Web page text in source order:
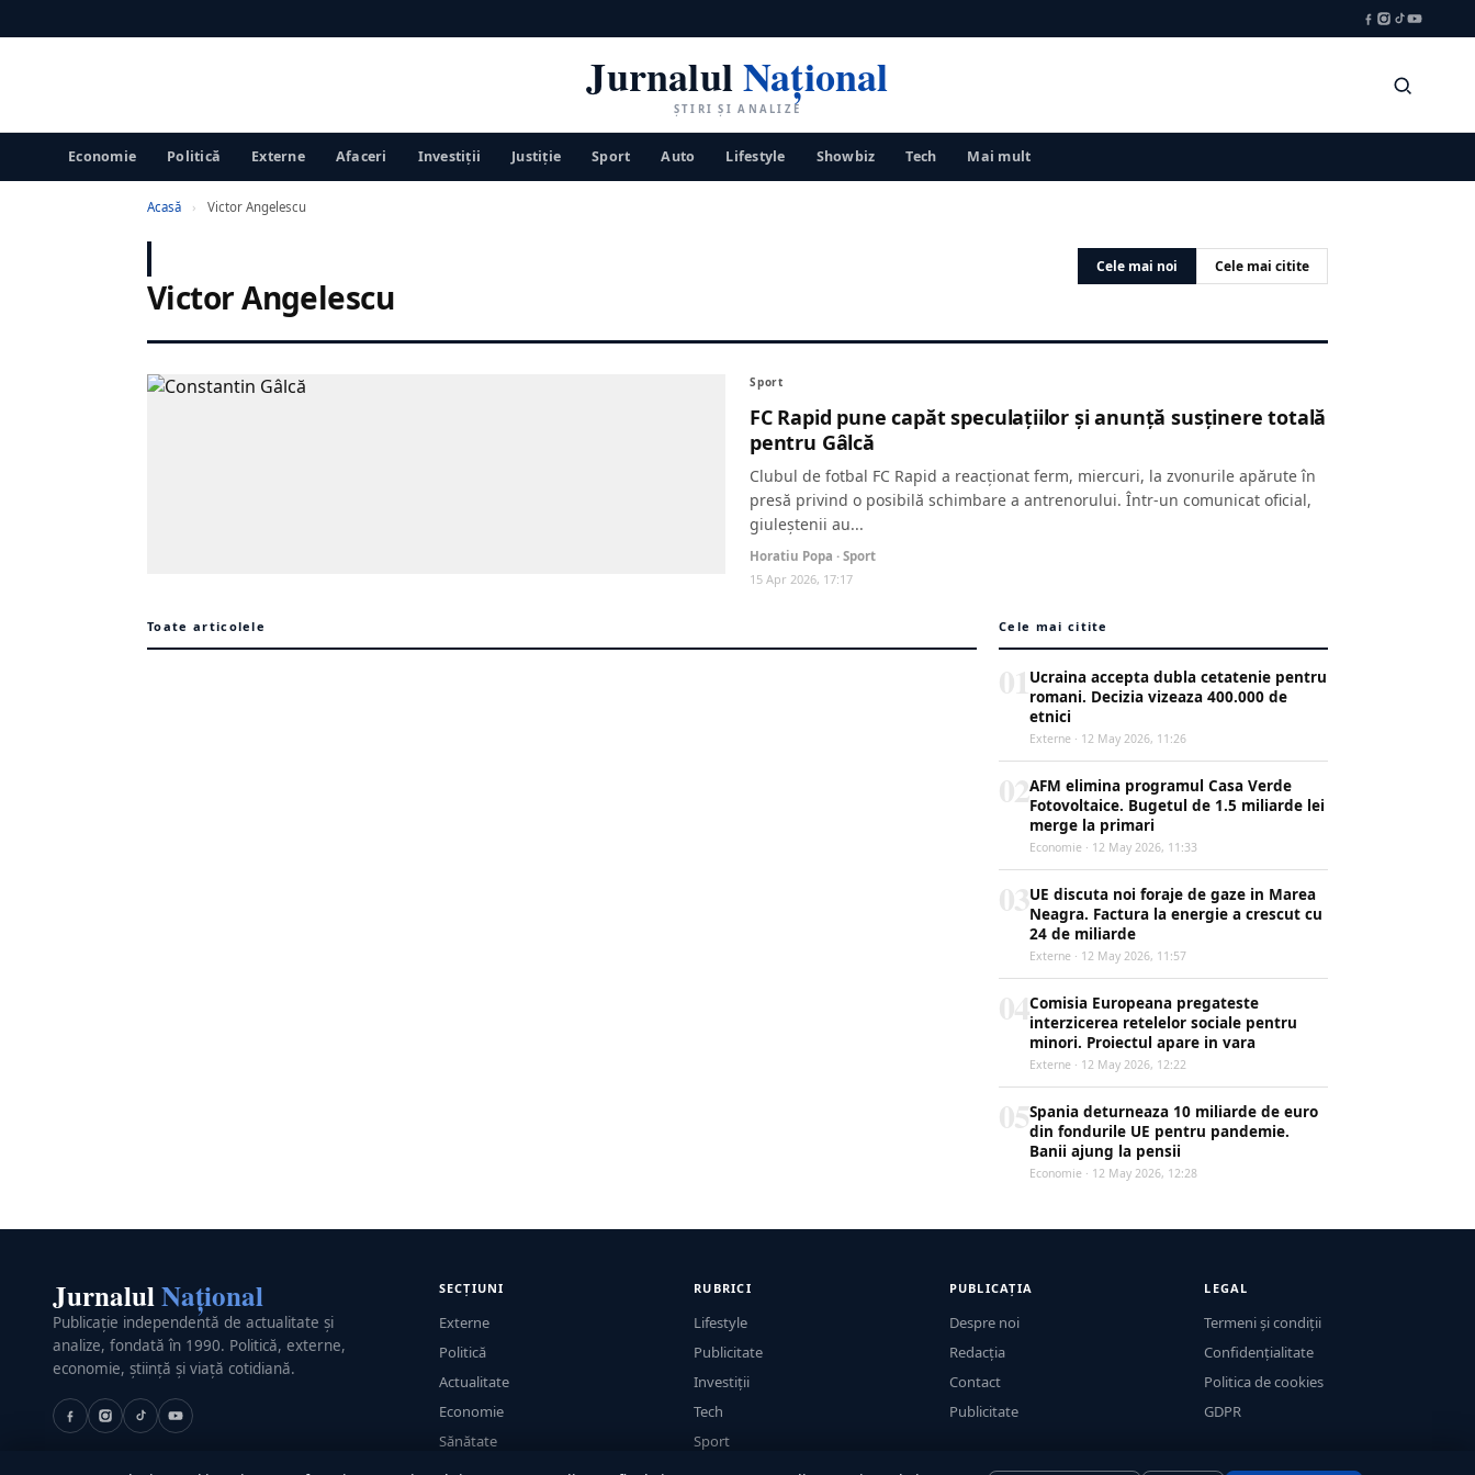
JurnalulNațional
ȘTIRI ȘI ANALIZE
Economie Politică Externe Afaceri Investiții Justiţie Sport Auto Lifestyle Showbiz Tech Mai mult
Acasă › Victor Angelescu
Victor Angelescu
Cele mai noi Cele mai citite
Sport
FC Rapid pune capăt speculațiilor și anunță susținere totală
pentru Gâlcă
Clubul de fotbal FC Rapid a reacționat ferm, miercuri, la zvonurile apărute în
presă privind o posibilă schimbare a antrenorului. Într-un comunicat oficial,
giuleștenii au...
Horatiu Popa · Sport
15 Apr 2026, 17:17
Toate articolele Cele mai citite
Ucraina accepta dubla cetatenie pentru
romani. Decizia vizeaza 400.000 de
etnici
Externe · 12 May 2026, 11:26
AFM elimina programul Casa Verde
Fotovoltaice. Bugetul de 1.5 miliarde lei
merge la primari
Economie · 12 May 2026, 11:33
UE discuta noi foraje de gaze in Marea
Neagra. Factura la energie a crescut cu
24 de miliarde
Externe · 12 May 2026, 11:57
Comisia Europeana pregateste
interzicerea retelelor sociale pentru
minori. Proiectul apare in vara
Externe · 12 May 2026, 12:22
Spania deturneaza 10 miliarde de euro
din fondurile UE pentru pandemie.
Banii ajung la pensii
Economie · 12 May 2026, 12:28
JurnalulNațional
Publicație independentă de actualitate și
analize, fondată în 1990. Politică, externe,
economie, știință și viață cotidiană.
SECȚIUNI
Externe
Politică
Actualitate
Economie
Sănătate
Utile
RUBRICI
Lifestyle
Publicitate
Investiții
Tech
Sport
PUBLICAȚIA
Despre noi
Redacția
Contact
Publicitate
LEGAL
Termeni și condiții
Confidențialitate
Politica de cookies
GDPR